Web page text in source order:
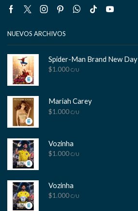
Facebook
TwitterInstagram
PinterestWhatsapp
Tik- Youtube
NUEVOS ARCHIVOS
Spider-Man Brand New Day
$1.000 C/U
Mariah Carey
$1.000 C/U
Vozinha
$1.000 C/U
Vozinha
$1.000 C/U